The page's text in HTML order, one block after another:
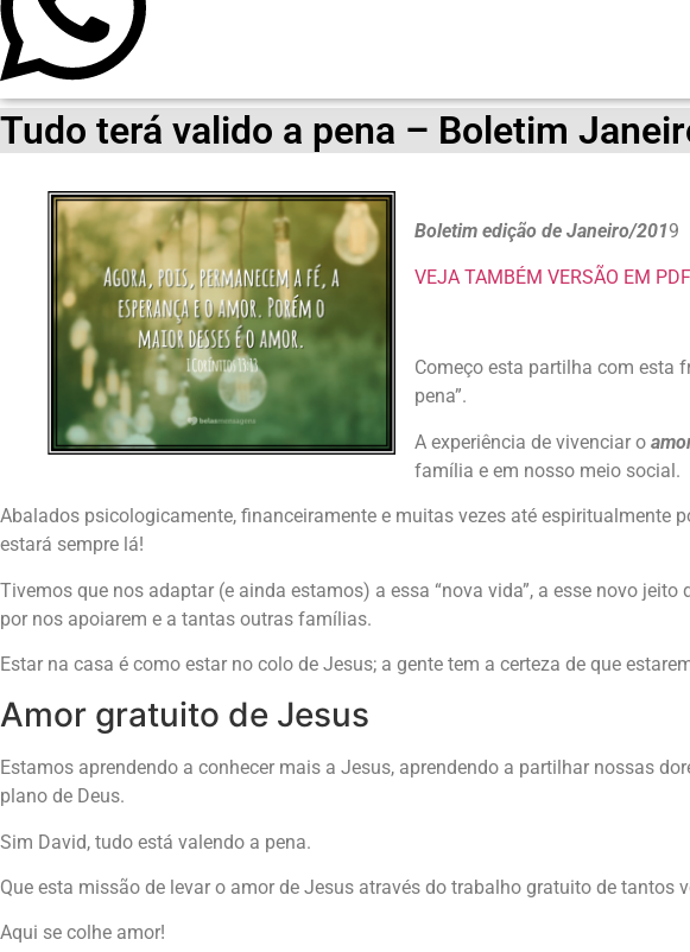
Tudo terá valido a pena – Boletim
Boletim edição de Janeiro/2019
VEJA TAMBÉM VERSÃO EM PDF
Começo esta partilha com esta
pena”.
A experiência de vivenciar o
família e em nosso meio social.
Abalados psicologicamente, financeiramente e muitas vezes até espiritualmente
estará sempre lá!
Tivemos que nos adaptar (e ainda estamos) a essa “nova vida”, a esse novo
por nos apoiarem e a tantas outras famílias.
Estar na casa é como estar no colo de Jesus; a gente tem a certeza de que
Amor gratuito de Jesus
Estamos aprendendo a conhecer mais a Jesus, aprendendo a partilhar nossas
plano de Deus.
Sim David, tudo está valendo a pena.
Que esta missão de levar o amor de Jesus através do trabalho gratuito de tantos
Aqui se colhe amor!